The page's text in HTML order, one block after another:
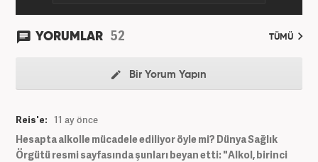
YORUMLAR 52 TÜMÜ
Bir Yorum Yapın
Reis'e: 11 ay önce
Hesapta alkolle mücadele ediliyor öyle mi? Dünya Sağlık
Örgütü resmi sayfasında şunları beyan etti: "Alkol, birinci